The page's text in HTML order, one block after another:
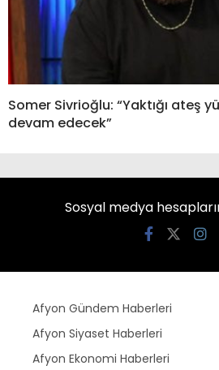
Somer Sivrioğlu: “Yaktığı ateş
devam edecek”
Sosyal medya
Afyon Gündem Haberleri
Afyon Siyaset Haberleri
Afyon Ekonomi Haberleri